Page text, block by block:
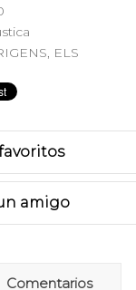
ELS
amigo
Comentarios